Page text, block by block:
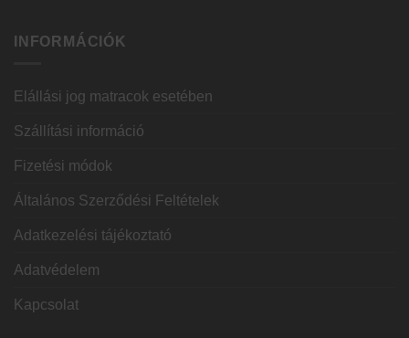
INFORMÁCIÓK
Elállási jog matracok esetében
Szállítási információ
Fizetési módok
Általános Szerződési Feltételek
Adatkezelési tájékoztató
Adatvédelem
Kapcsolat